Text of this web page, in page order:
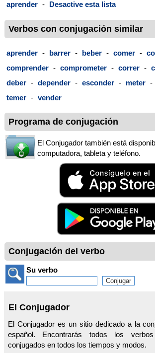
aprender - Desactive esta lista
Verbos con conjugación similar
aprender - barrer - beber - comer -
comprender - comprometer - correr -
deber - depender - esconder - meter -
temer - vender
Programa de conjugación
El Conjugador también está
computadora, tableta y teléfono.
Conjugación del verbo
Su verbo
El Conjugador
El Conjugador es un sitio dedicado a la
español. Encontrarás todos los verbos
conjugados en todos los tiempos y modos.